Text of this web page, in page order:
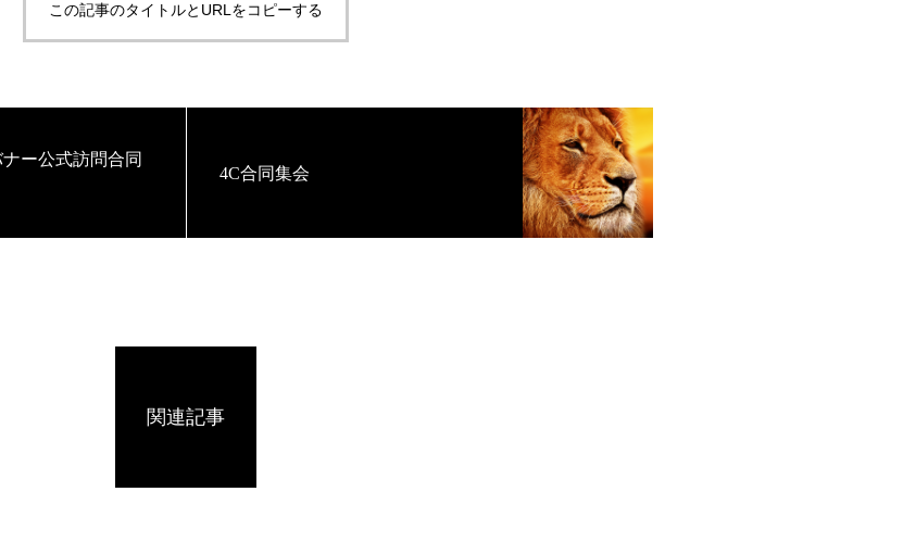
この記事のタイトルとURLをコピーする
ー公式訪問合同
4C合同集会
関連記事